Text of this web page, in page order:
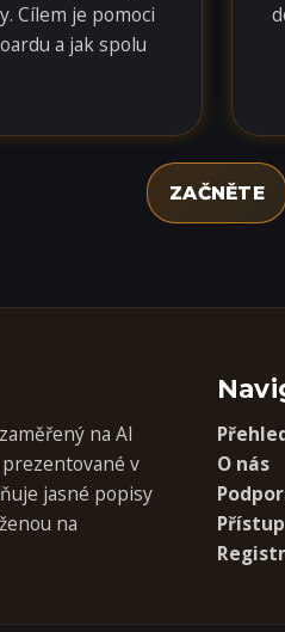
Cílem je pomoci
a jak spolu
ZAČNĚTE
na AI
v
jasné popisy
na
O nás
Přístup